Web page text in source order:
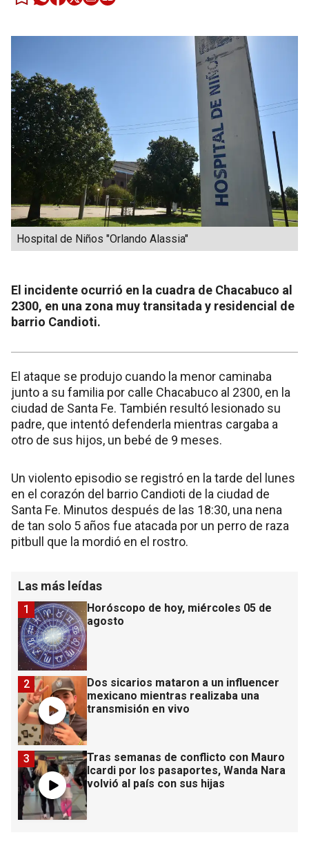
Hospital de Niños "Orlando Alassia"
El incidente ocurrió en la cuadra de Chacabuco al
2300, en una zona muy transitada y residencial de
barrio Candioti.
El ataque se produjo cuando la menor caminaba
junto a su familia por calle Chacabuco al 2300, en la
ciudad de Santa Fe. También resultó lesionado su
padre, que intentó defenderla mientras cargaba a
otro de sus hijos, un bebé de 9 meses.
Un violento episodio se registró en la tarde del lunes
en el corazón del barrio Candioti de la ciudad de
Santa Fe. Minutos después de las 18:30, una nena
de tan solo 5 años fue atacada por un perro de raza
pitbull que la mordió en el rostro.
Las más leídas
Horóscopo de hoy, miércoles 05 de
agosto
1
Dos sicarios mataron a un influencer
mexicano mientras realizaba una
transmisión en vivo
2
Tras semanas de conflicto con Mauro
Icardi por los pasaportes, Wanda Nara
volvió al país con sus hijas
3